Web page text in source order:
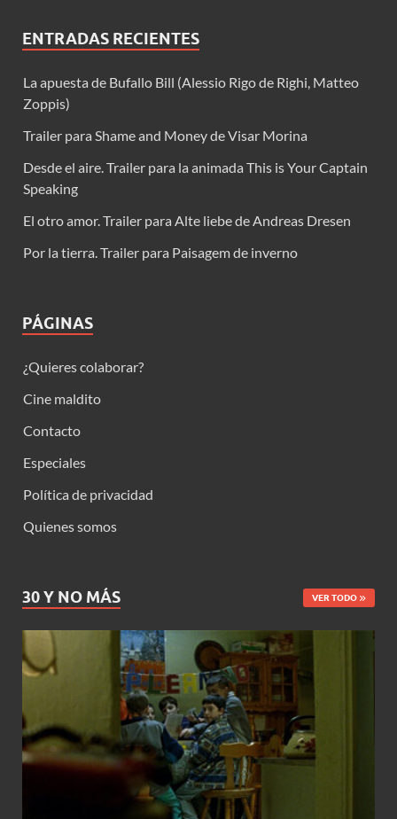
ENTRADAS RECIENTES
La apuesta de Bufallo Bill (Alessio Rigo de Righi, Matteo
Zoppis)
Trailer para Shame and Money de Visar Morina
Desde el aire. Trailer para la animada This is Your Captain
Speaking
El otro amor. Trailer para Alte liebe de Andreas Dresen
Por la tierra. Trailer para Paisagem de inverno
PÁGINAS
¿Quieres colaborar?
Cine maldito
Contacto
Especiales
Política de privacidad
Quienes somos
30 Y NO MÁS VER TODO